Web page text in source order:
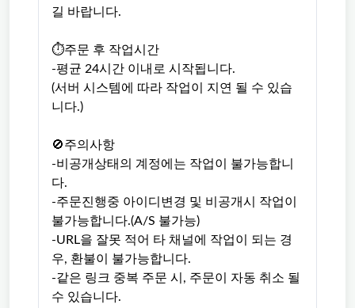
길 바랍니다.
⏱주문 후 작업시간
-평균 24시간 이내로 시작됩니다.
(서버 시스템에 따라 작업이 지연 될 수 있습
니다.)
🚫주의사항
-비공개상태의 계정에는 작업이 불가능합니
다.
-주문진행중 아이디변경 및 비공개시 작업이
불가능합니다.(A/S 불가능)
-URL을 잘못 적어 타 채널에 작업이 되는 경
우, 환불이 불가능합니다.
-같은 링크 중복 주문 시, 주문이 자동 취소 될
수 있습니다.